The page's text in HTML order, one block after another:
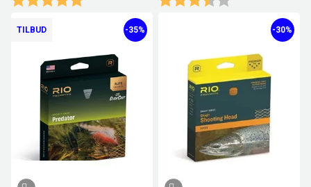
TILBUD -35% -30%